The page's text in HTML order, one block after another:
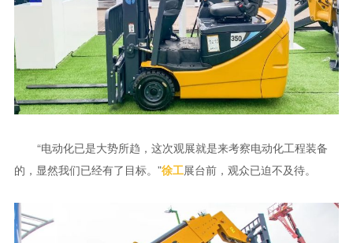
“电动化已是大势所趋，这次观展就是来考察电动化工程装备
的，显然我们已经有了目标。”徐工展台前，观众已迫不及待。